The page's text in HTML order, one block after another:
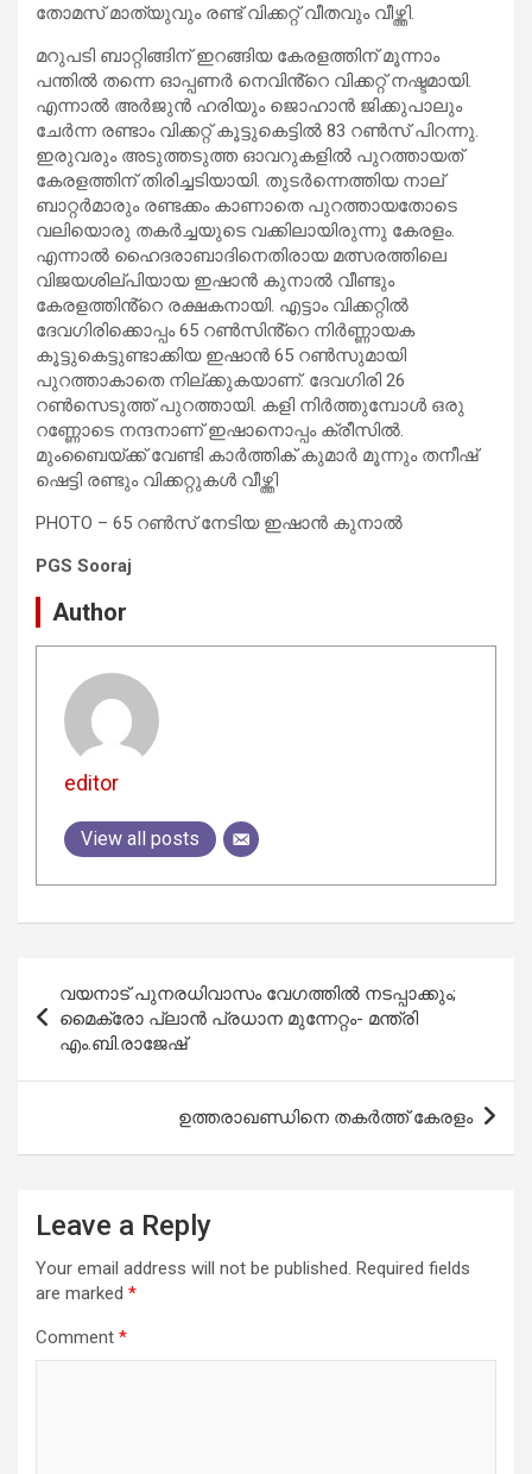
തോമസ് മാത്യുവും രണ്ട് വിക്കറ്റ് വീതവും വീഴ്ത്തി.
മറുപടി ബാറ്റിങ്ങിന് ഇറങ്ങിയ കേരളത്തിന് മൂന്നാം
പന്തിൽ തന്നെ ഓപ്പണർ നെവിൻ്റെ വിക്കറ്റ് നഷ്ടമായി.
എന്നാൽ അർജുൻ ഹരിയും ജൊഹാൻ ജിക്കുപാലും
ചേർന്ന രണ്ടാം വിക്കറ്റ് കൂട്ടുകെട്ടിൽ 83 റൺസ് പിറന്നു.
ഇരുവരും അടുത്തടുത്ത ഓവറുകളിൽ പുറത്തായത്
കേരളത്തിന് തിരിച്ചടിയായി. തുടർന്നെത്തിയ നാല്
ബാറ്റർമാരും രണ്ടക്കം കാണാതെ പുറത്തായതോടെ
വലിയൊരു തകർച്ചയുടെ വക്കിലായിരുന്നു കേരളം.
എന്നാൽ ഹൈദരാബാദിനെതിരായ മത്സരത്തിലെ
വിജയശില്പിയായ ഇഷാൻ കുനാൽ വീണ്ടും
കേരളത്തിൻ്റെ രക്ഷകനായി. എട്ടാം വിക്കറ്റിൽ
ദേവഗിരിക്കൊപ്പം 65 റൺസിൻ്റെ നിർണ്ണായക
കൂട്ടുകെട്ടുണ്ടാക്കിയ ഇഷാൻ 65 റൺസുമായി
പുറത്താകാതെ നില്ക്കുകയാണ്. ദേവഗിരി 26
റൺസെടുത്ത് പുറത്തായി. കളി നിർത്തുമ്പോൾ ഒരു
റണ്ണോടെ നന്ദനാണ് ഇഷാനൊപ്പം ക്രീസിൽ.
മുംബൈയ്ക്ക് വേണ്ടി കാർത്തിക് കുമാർ മൂന്നും തനീഷ്
ഷെട്ടി രണ്ടും വിക്കറ്റുകൾ വീഴ്ത്തി
PHOTO – 65 റണ്‍സ് നേടിയ ഇഷാന്‍ കുനാല്‍
PGS Sooraj
Author
editor
View all posts
navigation
വയനാട് പുനരധിവാസം വേഗത്തില്‍ നടപ്പാക്കും;
മൈക്രോ പ്ലാന്‍ പ്രധാന മുന്നേറ്റം- മന്ത്രി
എം.ബി.രാജേഷ്
ഉത്തരാഖണ്ഡിനെ തകർത്ത് കേരളം
Leave a Reply
Your email address will not be published. Required fields
are marked *
Comment *